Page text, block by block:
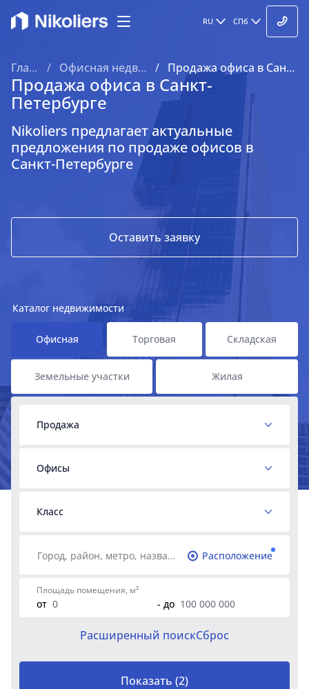
RU СПб
Главная Офисная недвижимость Продажа офиса в Санкт-Петербурге
Продажа офиса в Санкт-
Петербурге
Nikoliers предлагает актуальные
предложения по продаже офисов в
Санкт-Петербурге
Оставить заявку
Каталог недвижимости
Офисная Торговая Складская
Земельные участки Жилая
Продажа
Офисы
Класс
Расположение
Площадь помещения, м²
от - до
Расширенный поискСброс
Показать (2)